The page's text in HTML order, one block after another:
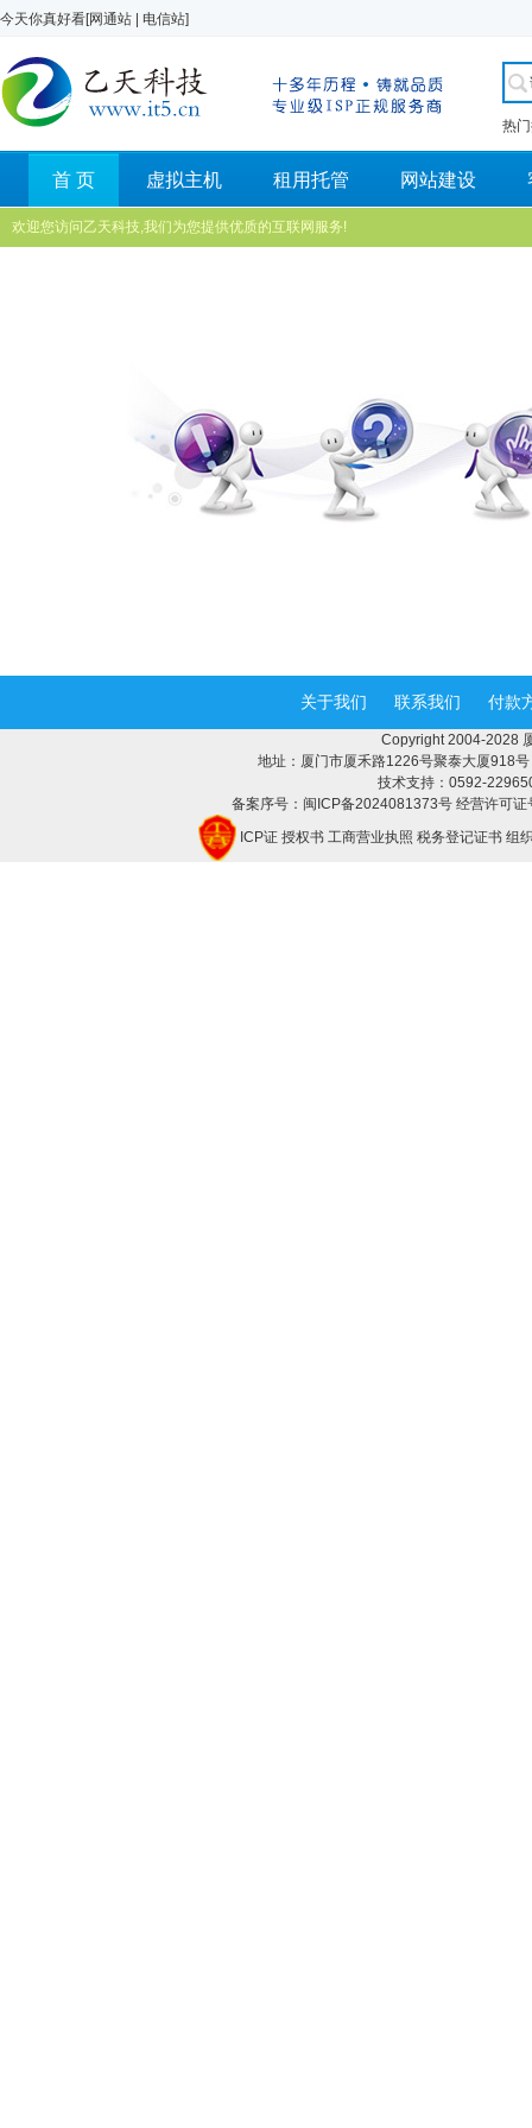
今天你真好看[网通站 电信站]
热
首 页 虚拟主机 租用托管 网站建设
欢迎您访问乙天科技,我们为您提供优质的互联网服务!
关于我们 联系我们 付款
Copyright 2004-2028
地址：厦门市厦禾路1226号聚泰大厦918
技术支持：0592-
备案序号：闽ICP备2024081373号 经营许可
ICP证 授权书 工商营业执照 税务登记证书 组